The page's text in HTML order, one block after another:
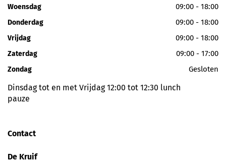
Woensdag 09:00 - 18:00
Donderdag 09:00 - 18:00
Vrijdag 09:00 - 18:00
Zaterdag 09:00 - 17:00
Zondag Gesloten
Dinsdag tot en met Vrijdag 12:00 tot 12:30 lunch
pauze
Contact
De Kruif